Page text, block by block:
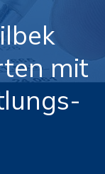
mit